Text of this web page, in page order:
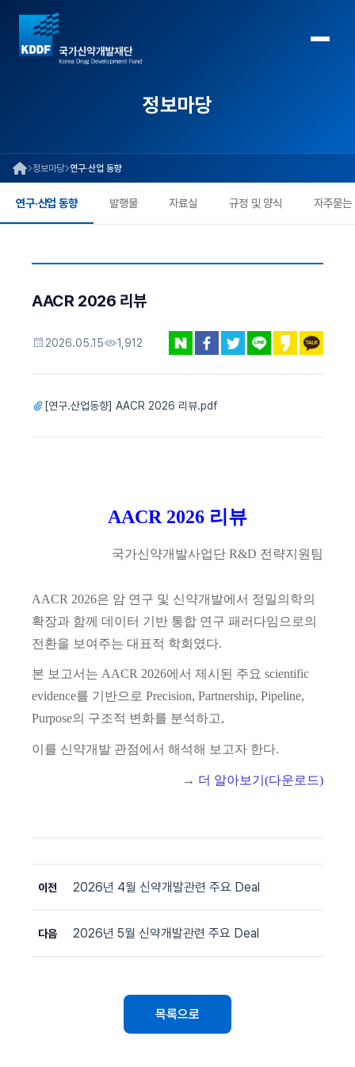
정보마당
정보마당 연구·산업 동향
연구·산업 동향 발행물 자료실 규정 및 양식 자주묻는
AACR 2026 리뷰
2026.05.15 1,912
[연구.산업동향] AACR 2026 리뷰.pdf
AACR 2026 리뷰
국가신약개발사업단 R&D 전략지원팀
AACR 2026은 암 연구 및 신약개발에서 정밀의학의
확장과 함께 데이터 기반 통합 연구 패러다임으로의
전환을 보여주는 대표적 학회였다.
본 보고서는 AACR 2026에서 제시된 주요 scientific
evidence를 기반으로 Precision, Partnership, Pipeline,
Purpose의 구조적 변화를 분석하고,
이를 신약개발 관점에서 해석해 보고자 한다.
→ 더 알아보기(다운로드)
이전 2026년 4월 신약개발관련 주요 Deal
다음 2026년 5월 신약개발관련 주요 Deal
목록으로